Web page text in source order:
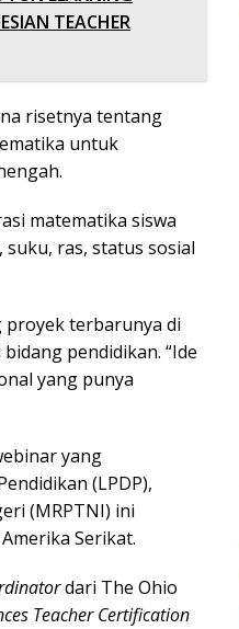
TEACHER
risetnya tentang
untuk
matematika siswa
ras, status sosial
proyek terbarunya di
pendidikan. “Ide
yang punya
yang
(LPDP),
(MRPTNI) ini
Serikat.
dari The Ohio
Teacher Certification